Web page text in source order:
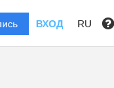
ВХОД RU